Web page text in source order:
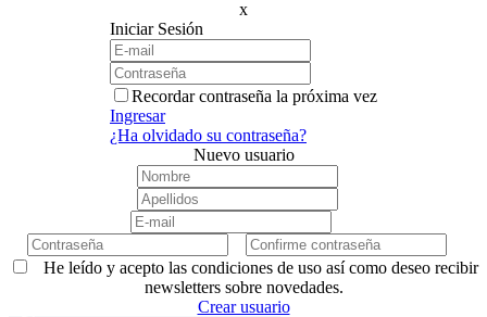
x
Iniciar Sesión
Recordar contraseña la próxima vez
Ingresar
¿Ha olvidado su contraseña?
Nuevo usuario
He leído y acepto las condiciones de uso así como deseo recibir
newsletters sobre novedades.
Crear usuario